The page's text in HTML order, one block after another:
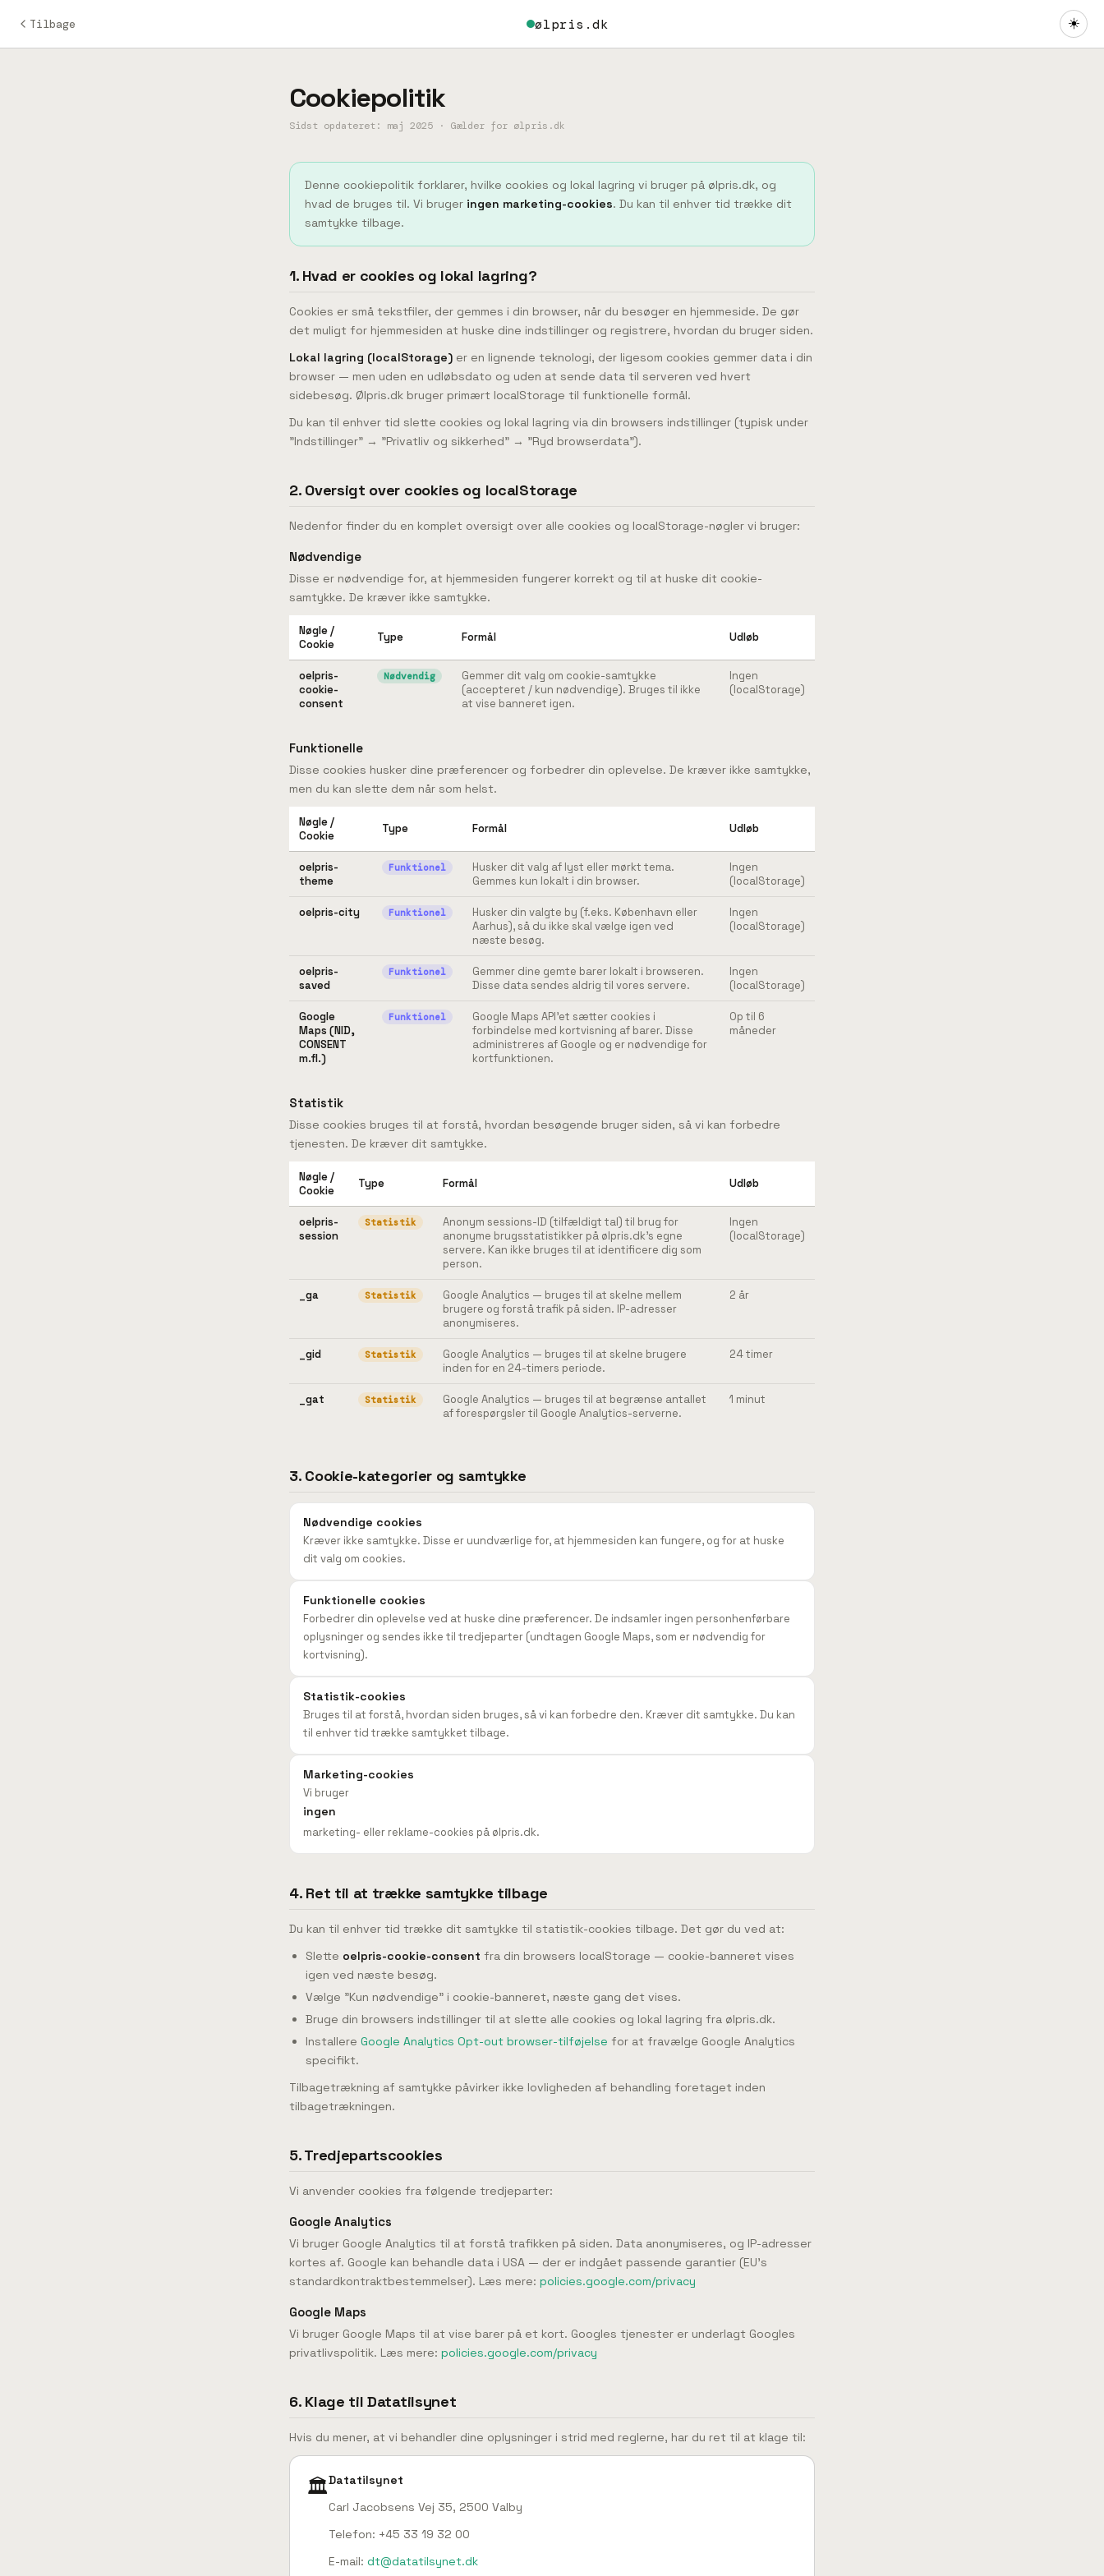
Tilbage ølpris.dk ☀️
Cookiepolitik
Sidst opdateret: maj 2025 · Gælder for ølpris.dk
Denne cookiepolitik forklarer, hvilke cookies og lokal lagring vi bruger på ølpris.dk, og
hvad de bruges til. Vi bruger ingen marketing-cookies. Du kan til enhver tid trække dit
samtykke tilbage.
1. Hvad er cookies og lokal lagring?
Cookies er små tekstfiler, der gemmes i din browser, når du besøger en hjemmeside. De gør
det muligt for hjemmesiden at huske dine indstillinger og registrere, hvordan du bruger siden.
Lokal lagring (localStorage) er en lignende teknologi, der ligesom cookies gemmer data i din
browser — men uden en udløbsdato og uden at sende data til serveren ved hvert
sidebesøg. Ølpris.dk bruger primært localStorage til funktionelle formål.
Du kan til enhver tid slette cookies og lokal lagring via din browsers indstillinger (typisk under
"Indstillinger" → "Privatliv og sikkerhed" → "Ryd browserdata").
2. Oversigt over cookies og localStorage
Nedenfor finder du en komplet oversigt over alle cookies og localStorage-nøgler vi bruger:
Nødvendige
Disse er nødvendige for, at hjemmesiden fungerer korrekt og til at huske dit cookie-
samtykke. De kræver ikke samtykke.
Nøgle /
Cookie
Type Formål Udløb
oelpris-
cookie-
consent
Nødvendig
Gemmer dit valg om cookie-samtykke
(accepteret / kun nødvendige). Bruges til ikke
at vise banneret igen.
Ingen
(localStorage)
Funktionelle
Disse cookies husker dine præferencer og forbedrer din oplevelse. De kræver ikke samtykke,
men du kan slette dem når som helst.
Nøgle /
Cookie
Type Formål Udløb
oelpris-
theme
Funktionel
Husker dit valg af lyst eller mørkt tema.
Gemmes kun lokalt i din browser.
Ingen
(localStorage)
oelpris-city Funktionel
Husker din valgte by (f.eks. København eller
Aarhus), så du ikke skal vælge igen ved
næste besøg.
Ingen
(localStorage)
oelpris-
saved
Funktionel
Gemmer dine gemte barer lokalt i browseren.
Disse data sendes aldrig til vores servere.
Ingen
(localStorage)
Google
Maps (NID,
CONSENT
m.fl.)
Funktionel
Google Maps API'et sætter cookies i
forbindelse med kortvisning af barer. Disse
administreres af Google og er nødvendige for
kortfunktionen.
Op til 6
måneder
Statistik
Disse cookies bruges til at forstå, hvordan besøgende bruger siden, så vi kan forbedre
tjenesten. De kræver dit samtykke.
Nøgle /
Cookie
Type Formål Udløb
oelpris-
session
Statistik
Anonym sessions-ID (tilfældigt tal) til brug for
anonyme brugsstatistikker på ølpris.dk's egne
servere. Kan ikke bruges til at identificere dig som
person.
Ingen
(localStorage)
_ga Statistik
Google Analytics — bruges til at skelne mellem
brugere og forstå trafik på siden. IP-adresser
anonymiseres.
2 år
_gid Statistik
Google Analytics — bruges til at skelne brugere
inden for en 24-timers periode.
24 timer
_gat Statistik
Google Analytics — bruges til at begrænse antallet
af forespørgsler til Google Analytics-serverne.
1 minut
3. Cookie-kategorier og samtykke
Nødvendige cookies
Kræver ikke samtykke. Disse er uundværlige for, at hjemmesiden kan fungere, og for at huske
dit valg om cookies.
Funktionelle cookies
Forbedrer din oplevelse ved at huske dine præferencer. De indsamler ingen personhenførbare
oplysninger og sendes ikke til tredjeparter (undtagen Google Maps, som er nødvendig for
kortvisning).
Statistik-cookies
Bruges til at forstå, hvordan siden bruges, så vi kan forbedre den. Kræver dit samtykke. Du kan
til enhver tid trække samtykket tilbage.
Marketing-cookies
Vi bruger
ingen
marketing- eller reklame-cookies på ølpris.dk.
4. Ret til at trække samtykke tilbage
Du kan til enhver tid trække dit samtykke til statistik-cookies tilbage. Det gør du ved at:
Slette oelpris-cookie-consent fra din browsers localStorage — cookie-banneret vises
igen ved næste besøg.
Vælge "Kun nødvendige" i cookie-banneret, næste gang det vises.
Bruge din browsers indstillinger til at slette alle cookies og lokal lagring fra ølpris.dk.
Installere Google Analytics Opt-out browser-tilføjelse for at fravælge Google Analytics
specifikt.
Tilbagetrækning af samtykke påvirker ikke lovligheden af behandling foretaget inden
tilbagetrækningen.
5. Tredjepartscookies
Vi anvender cookies fra følgende tredjeparter:
Google Analytics
Vi bruger Google Analytics til at forstå trafikken på siden. Data anonymiseres, og IP-adresser
kortes af. Google kan behandle data i USA — der er indgået passende garantier (EU's
standardkontraktbestemmelser). Læs mere: policies.google.com/privacy
Google Maps
Vi bruger Google Maps til at vise barer på et kort. Googles tjenester er underlagt Googles
privatlivspolitik. Læs mere: policies.google.com/privacy
6. Klage til Datatilsynet
Hvis du mener, at vi behandler dine oplysninger i strid med reglerne, har du ret til at klage til:
🏛️Datatilsynet
Carl Jacobsens Vej 35, 2500 Valby
Telefon: +45 33 19 32 00
E-mail: dt@datatilsynet.dk